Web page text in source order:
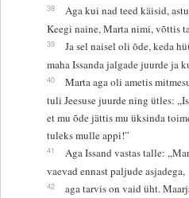
38
Aga kui nad teed käisid,
Keegi naine, Marta nimi, võttis
39
Ja sel naisel oli õde, keda
maha Issanda jalgade juurde ja
40
Marta aga oli ametis
tuli Jeesuse juurde ning ütles:
et mu õde jättis mu üksinda
tuleks mulle appi!”
41
Aga Issand vastas talle:
vaevad ennast paljude asjadega,
42
aga tarvis on vaid üht.